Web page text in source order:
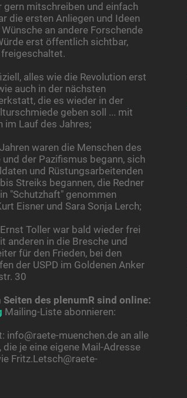
gern mitschreiben und einfach
die ersten Anliegen und Ideen
an andere Forschende
erst öffentlich sichtbar,
alles wie die Revolution erst
auch in der nächsten
die es wieder in der
geben soll ... mit
im Lauf des Jahres;
waren die Menschen des
der Pazifismus begann, sich
und Rüstungsarbeitenden
Streiks begannen, die Redner
"Schutzhaft" genommen
Eisner und Sara Sonja Lerch;
Toller war bald wieder frei
anderen in die Bresche und
für den Frieden, bei den
der USPD im Goldenen Anker
30
des plenumR sind online:
Mailing-Liste abonnieren:
info@raete-muenchen.de an alle
je eine eigene Mail-Adresse
Fritz.Letsch@raete-